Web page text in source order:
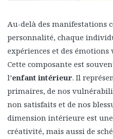
Au-delà des manifestations
personnalité, chaque
expériences et des émotions
Cette composante est
l’enfant intérieur. Il
primaires, de nos
non satisfaits et de nos
dimension intérieure est
créativité, mais aussi de